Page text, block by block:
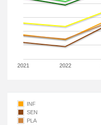
2021 2022
INF
SEN
PLA